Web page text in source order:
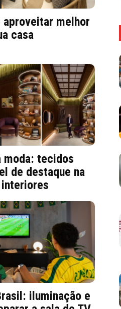
aproveitar melhor
casa
moda: tecidos
de destaque na
iluminação e